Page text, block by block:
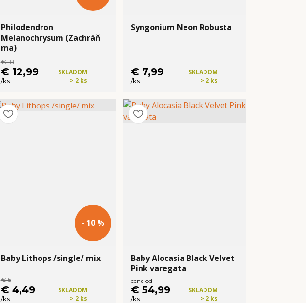
Philodendron
Melanochrysum (Zachráň
ma)
€ 18
€ 12,99
/ks
SKLADOM
> 2 ks
Kúpiť
Syngonium Neon Robusta
€ 7,99
/ks
SKLADOM
> 2 ks
Kúpiť
- 10 %
Baby Lithops /single/ mix
€ 5
€ 4,49
/ks
SKLADOM
> 2 ks
Baby Alocasia Black Velvet
Pink varegata
cena od
€ 54,99
/ks
SKLADOM
> 2 ks